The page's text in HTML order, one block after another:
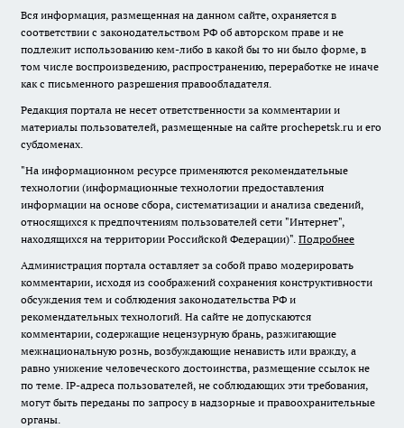
Вся информация, размещенная на данном сайте, охраняется в
соответствии с законодательством РФ об авторском праве и не
подлежит использованию кем-либо в какой бы то ни было форме, в
том числе воспроизведению, распространению, переработке не иначе
как с письменного разрешения правообладателя.
Редакция портала не несет ответственности за комментарии и
материалы пользователей, размещенные на сайте prochepetsk.ru и его
субдоменах.
"На информационном ресурсе применяются рекомендательные
технологии (информационные технологии предоставления
информации на основе сбора, систематизации и анализа сведений,
относящихся к предпочтениям пользователей сети "Интернет",
находящихся на территории Российской Федерации)". Подробнее
Администрация портала оставляет за собой право модерировать
комментарии, исходя из соображений сохранения конструктивности
обсуждения тем и соблюдения законодательства РФ и
рекомендательных технологий. На сайте не допускаются
комментарии, содержащие нецензурную брань, разжигающие
межнациональную рознь, возбуждающие ненависть или вражду, а
равно унижение человеческого достоинства, размещение ссылок не
по теме. IP-адреса пользователей, не соблюдающих эти требования,
могут быть переданы по запросу в надзорные и правоохранительные
органы.